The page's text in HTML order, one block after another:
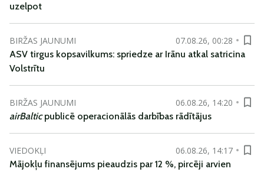
uzelpot
BIRŽAS JAUNUMI
07.08.26, 00:28
ASV tirgus kopsavilkums: spriedze ar Irānu atkal satricina
Volstrītu
BIRŽAS JAUNUMI
06.08.26, 14:20
airBalticpublicē operacionālās darbības rādītājus
VIEDOKĻI
06.08.26, 14:17
Mājokļu finansējums pieaudzis par 12 %, pircēji arvien